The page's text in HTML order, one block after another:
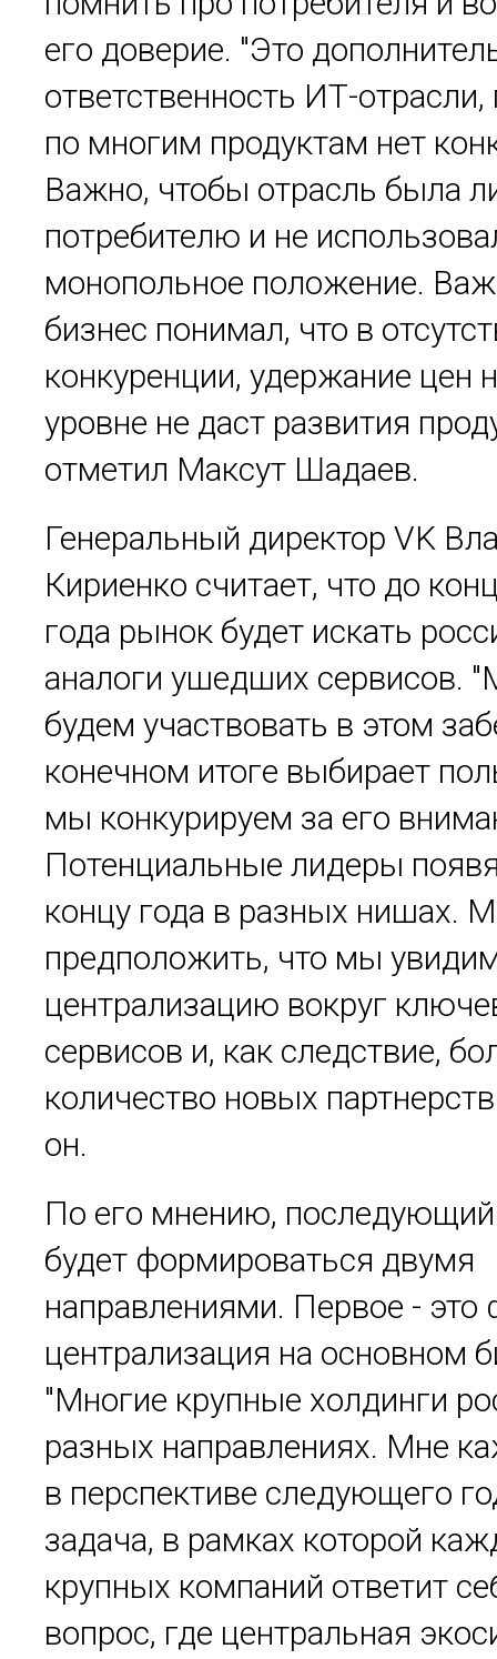
его доверие. "Это
ответственность ИТ-отрасли,
по многим продуктам нет
Важно, чтобы отрасль была
потребителю и не
монопольное положение.
бизнес понимал, что в
конкуренции, удержание цен
уровне не даст развития
отметил Максут Шадаев.
Генеральный директор VK
Кириенко считает, что до
года рынок будет искать
аналоги ушедших сервисов.
будем участвовать в этом
конечном итоге выбирает
мы конкурируем за его
Потенциальные лидеры
концу года в разных нишах.
предположить, что мы
централизацию вокруг
сервисов и, как следствие,
количество новых
он.
По его мнению,
будет формироваться двумя
направлениями. Первое - это
централизация на основном
"Многие крупные холдинги
разных направлениях. Мне
в перспективе следующего
задача, в рамках которой
крупных компаний ответит
вопрос, где центральная